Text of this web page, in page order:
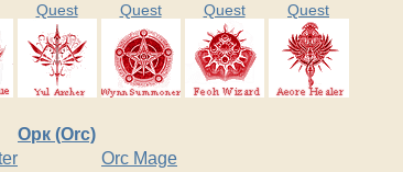
Quest Quest Quest Quest
Орк (Orc)
Orc Mage